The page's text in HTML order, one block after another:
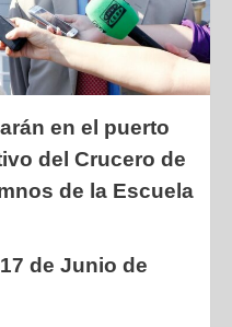
en el puerto
del Crucero de
de la Escuela
de Junio de